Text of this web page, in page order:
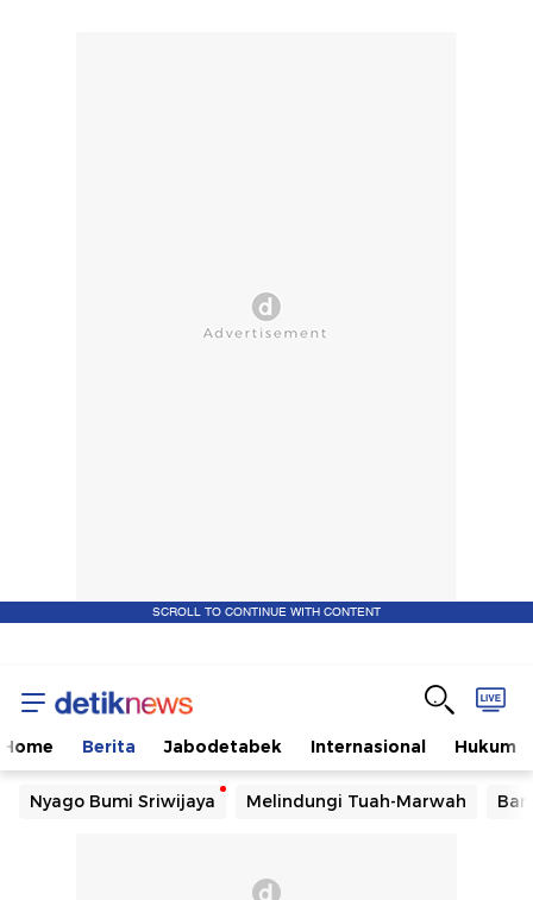
SCROLL TO CONTINUE WITH CONTENT
Home Berita Jabodetabek Internasional Hukum
Nyago Bumi Sriwijaya Melindungi Tuah-Marwah